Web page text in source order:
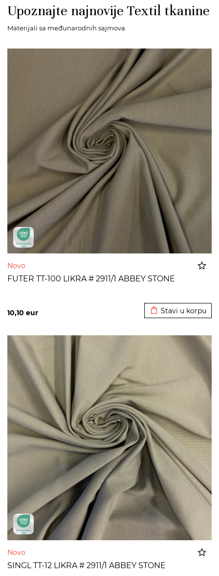
Upoznajte najnovije Textil tkanine
Materijali sa međunarodnih sajmova
Novo
FUTER TT-100 LIKRA # 2911/1 ABBEY STONE
10,10 eur Stavi u korpu
Novo
SINGL TT-12 LIKRA # 2911/1 ABBEY STONE